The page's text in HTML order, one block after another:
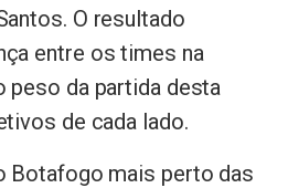
O resultado
entre os times na
peso da partida desta
de cada lado.
Botafogo mais perto das